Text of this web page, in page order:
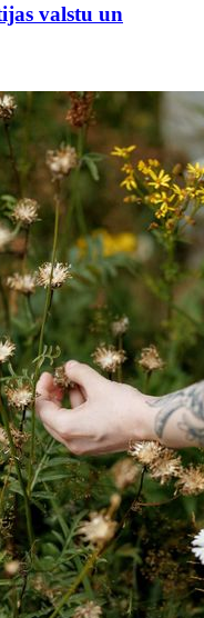
valstu un